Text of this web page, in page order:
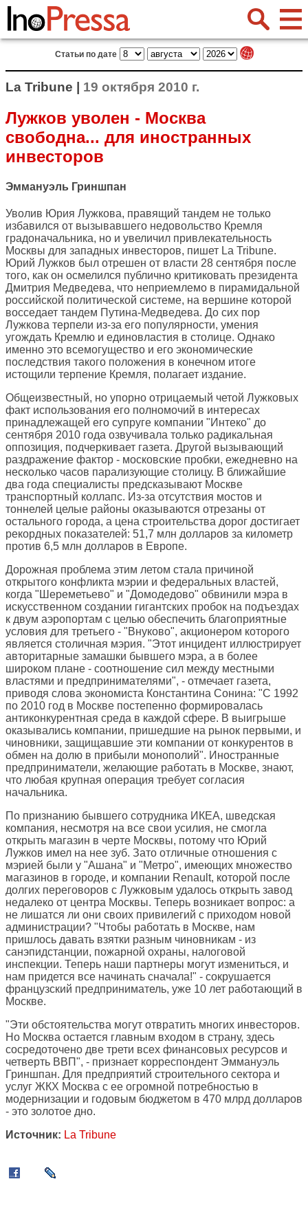
Статьи по дате
La Tribune | 19 октября 2010 г.
Лужков уволен - Москва
свободна... для иностранных
инвесторов
Эммануэль Гриншпан
Уволив Юрия Лужкова, правящий тандем не только
избавился от вызывавшего недовольство Кремля
градоначальника, но и увеличил привлекательность
Москвы для западных инвесторов, пишет La Tribune.
Юрий Лужков был отрешен от власти 28 сентября после
того, как он осмелился публично критиковать президента
Дмитрия Медведева, что неприемлемо в пирамидальной
российской политической системе, на вершине которой
восседает тандем Путина-Медведева. До сих пор
Лужкова терпели из-за его популярности, умения
угождать Кремлю и единовластия в столице. Однако
именно это всемогущество и его экономические
последствия такого положения в конечном итоге
истощили терпение Кремля, полагает издание.
Общеизвестный, но упорно отрицаемый четой Лужковых
факт использования его полномочий в интересах
принадлежащей его супруге компании "Интеко" до
сентября 2010 года озвучивала только радикальная
оппозиция, подчеркивает газета. Другой вызывающий
раздражение фактор - московские пробки, ежедневно на
несколько часов парализующие столицу. В ближайшие
два года специалисты предсказывают Москве
транспортный коллапс. Из-за отсутствия мостов и
тоннелей целые районы оказываются отрезаны от
остального города, а цена строительства дорог достигает
рекордных показателей: 51,7 млн долларов за километр
против 6,5 млн долларов в Европе.
Дорожная проблема этим летом стала причиной
открытого конфликта мэрии и федеральных властей,
когда "Шереметьево" и "Домодедово" обвинили мэра в
искусственном создании гигантских пробок на подъездах
к двум аэропортам с целью обеспечить благоприятные
условия для третьего - "Внуково", акционером которого
является столичная мэрия. "Этот инцидент иллюстрирует
авторитарные замашки бывшего мэра, а в более
широком плане - соотношение сил между местными
властями и предпринимателями", - отмечает газета,
приводя слова экономиста Константина Сонина: "С 1992
по 2010 год в Москве постепенно формировалась
антиконкурентная среда в каждой сфере. В выигрыше
оказывались компании, пришедшие на рынок первыми, и
чиновники, защищавшие эти компании от конкурентов в
обмен на долю в прибыли монополий". Иностранные
предприниматели, желающие работать в Москве, знают,
что любая крупная операция требует согласия
начальника.
По признанию бывшего сотрудника ИКЕА, шведская
компания, несмотря на все свои усилия, не смогла
открыть магазин в черте Москвы, потому что Юрий
Лужков имел на нее зуб. Зато отличные отношения с
мэрией были у "Ашана" и "Метро", имеющих множество
магазинов в городе, и компании Renault, которой после
долгих переговоров с Лужковым удалось открыть завод
недалеко от центра Москвы. Теперь возникает вопрос: а
не лишатся ли они своих привилегий с приходом новой
администрации? "Чтобы работать в Москве, нам
пришлось давать взятки разным чиновникам - из
санэпидстанции, пожарной охраны, налоговой
инспекции. Теперь наши партнеры могут измениться, и
нам придется все начинать сначала!" - сокрушается
французский предприниматель, уже 10 лет работающий в
Москве.
"Эти обстоятельства могут отвратить многих инвесторов.
Но Москва остается главным входом в страну, здесь
сосредоточено две трети всех финансовых ресурсов и
четверть ВВП", - признает корреспондент Эммануэль
Гриншпан. Для предприятий строительного сектора и
услуг ЖКХ Москва с ее огромной потребностью в
модернизации и годовым бюджетом в 470 млрд долларов
- это золотое дно.
Источник: La Tribune